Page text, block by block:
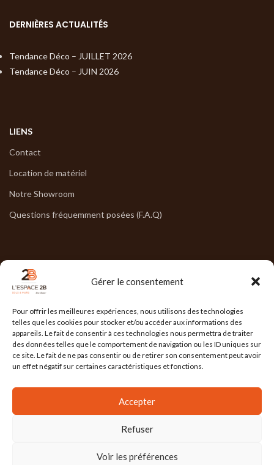
Gérer le consentement
Pour offrir les meilleures expériences, nous utilisons des technologies
telles que les cookies pour stocker et/ou accéder aux informations des
appareils. Le fait de consentir à ces technologies nous permettra de traiter
des données telles que le comportement de navigation ou les ID uniques sur
ce site. Le fait de ne pas consentir ou de retirer son consentement peut avoir
un effet négatif sur certaines caractéristiques et fonctions.
Accepter
Refuser
Voir les préférences
DERNIÈRES ACTUALITÉS
Tendance Déco – JUILLET 2026
Tendance Déco – JUIN 2026
LIENS
Contact
Location de matériel
Notre Showroom
Questions fréquemment posées (F.A.Q)
NOS HORAIRES
Lun : 7h30/17h30
Mar : 7h30/17h30
Mer : 7h30/17h30
Jeu : 7h30/17h30
l'Agence Ailleurs